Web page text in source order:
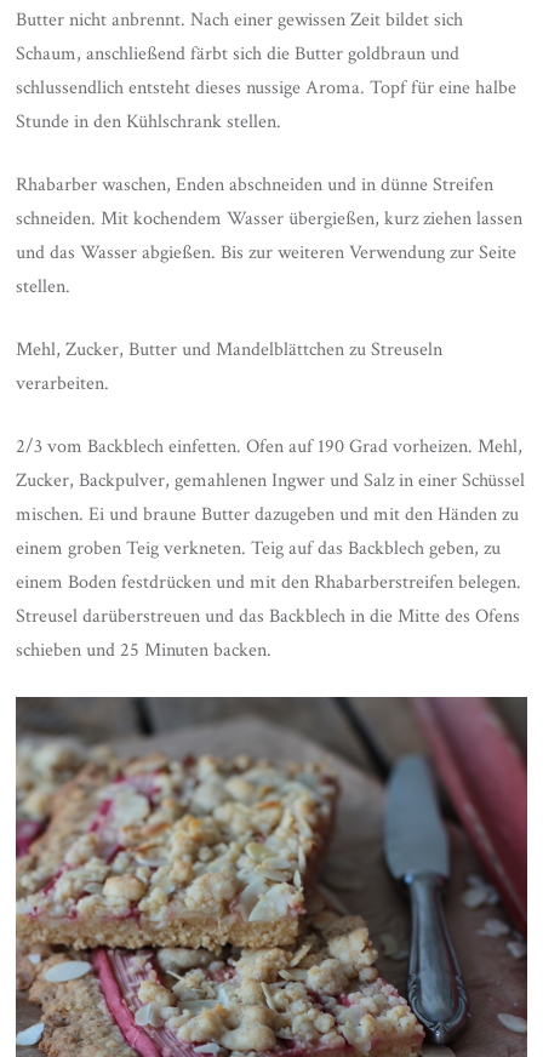
Butter nicht anbrennt. Nach einer gewissen Zeit bildet sich
Schaum, anschließend färbt sich die Butter goldbraun und
schlussendlich entsteht dieses nussige Aroma. Topf für eine halbe
Stunde in den Kühlschrank stellen.
Rhabarber waschen, Enden abschneiden und in dünne Streifen
schneiden. Mit kochendem Wasser übergießen, kurz ziehen lassen
und das Wasser abgießen. Bis zur weiteren Verwendung zur Seite
stellen.
Mehl, Zucker, Butter und Mandelblättchen zu Streuseln
verarbeiten.
2/3 vom Backblech einfetten. Ofen auf 190 Grad vorheizen. Mehl,
Zucker, Backpulver, gemahlenen Ingwer und Salz in einer Schüssel
mischen. Ei und braune Butter dazugeben und mit den Händen zu
einem groben Teig verkneten. Teig auf das Backblech geben, zu
einem Boden festdrücken und mit den Rhabarberstreifen belegen.
Streusel darüberstreuen und das Backblech in die Mitte des Ofens
schieben und 25 Minuten backen.